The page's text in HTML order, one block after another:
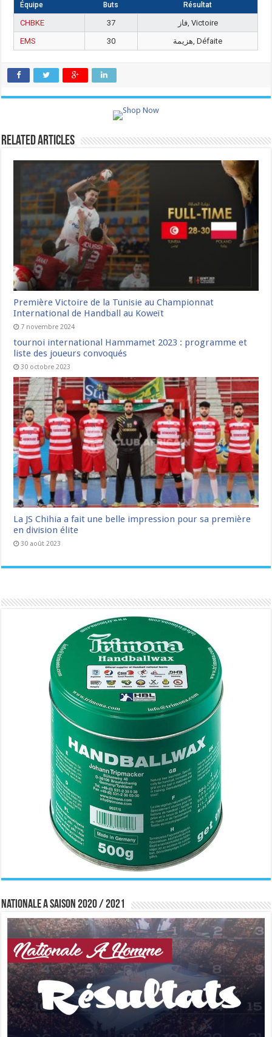
Équipe Buts Résultat
CHBKE 37
فاز, Victoire
EMS
30 هزيمة, Défaite
Related Articles
Première Victoire de la Tunisie au Championnat
International de Handball au Koweït
7 novembre 2024
tournoi international Hammamet 2023 : programme et
liste des joueurs convoqués
30 octobre 2023
La JS Chihia a fait une belle impression pour sa première
en division élite
30 août 2023
Nationale A saison 2020 / 2021